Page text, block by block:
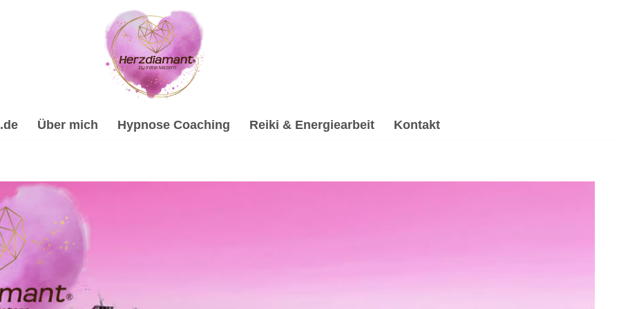
Über mich Hypnose Coaching Reiki & Energiearbeit Kontakt
Psychologische Beratung, Reiki & Energiearbeit, Spirituelle Trauerverarbeitung & Trauerhilfe,
Trauerverarbeitung & Trauerhilfe, ✔️ Reiki & Energiearbeit, ✔️ Psychologische Beratung und ✔️ Spirituelles
Coach & psychologische Beraterin in Hügelsheim. Tritt mit mir in Kontakt ✉.